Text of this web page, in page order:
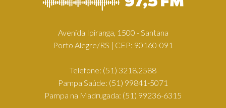
Avenida Ipiranga, 1500 - Santana
Porto Alegre/RS | CEP: 90160-091
Telefone: (51) 3218.2588
Pampa Saúde: (51) 99841-5071
Pampa na Madrugada: (51) 99236-6315